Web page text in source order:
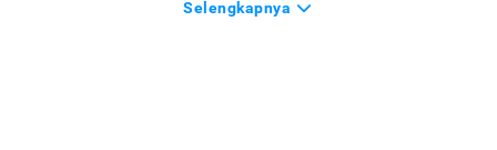
Selengkapnya